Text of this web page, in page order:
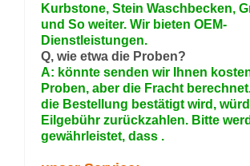
Kurbstone, Stein Waschbecken,
und So weiter. Wir bieten OEM-
Dienstleistungen.
Q, wie etwa die Proben?
A: könnte senden wir Ihnen
Proben, aber die Fracht
die Bestellung bestätigt wird,
Eilgebühr zurückzahlen. Bitte
gewährleistet, dass .